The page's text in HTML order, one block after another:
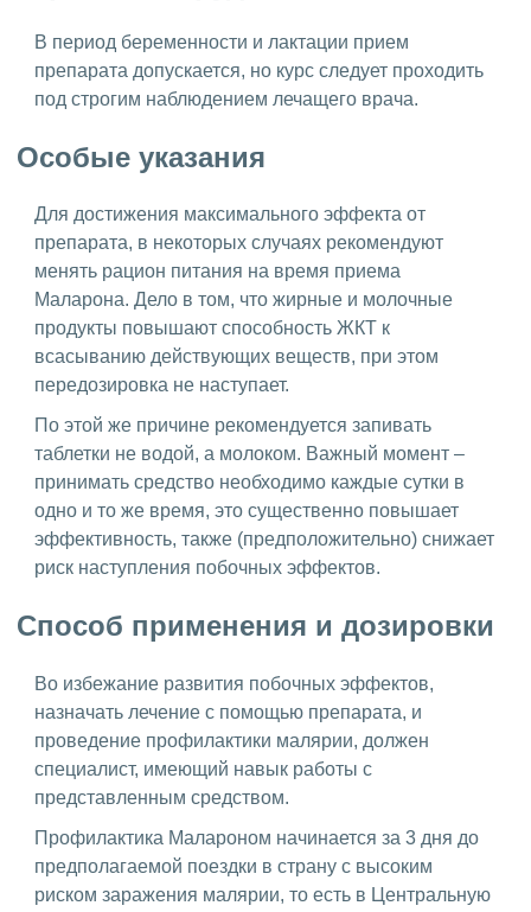
В период беременности и лактации прием
препарата допускается, но курс следует проходить
под строгим наблюдением лечащего врача.
Особые указания
Для достижения максимального эффекта от
препарата, в некоторых случаях рекомендуют
менять рацион питания на время приема
Маларона. Дело в том, что жирные и молочные
продукты повышают способность ЖКТ к
всасыванию действующих веществ, при этом
передозировка не наступает.
По этой же причине рекомендуется запивать
таблетки не водой, а молоком. Важный момент –
принимать средство необходимо каждые сутки в
одно и то же время, это существенно повышает
эффективность, также (предположительно) снижает
риск наступления побочных эффектов.
Способ применения и дозировки
Во избежание развития побочных эффектов,
назначать лечение с помощью препарата, и
проведение профилактики малярии, должен
специалист, имеющий навык работы с
представленным средством.
Профилактика Малароном начинается за 3 дня до
предполагаемой поездки в страну с высоким
риском заражения малярии, то есть в Центральную